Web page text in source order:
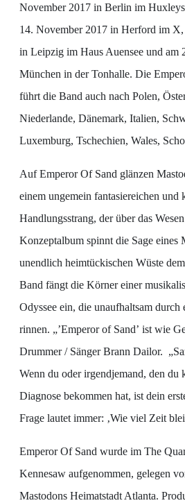
November 2017 in Berlin im
14. November 2017 in Herford im
in Leipzig im Haus Auensee und am
München in der Tonhalle. Die
führt die Band auch nach Polen,
Niederlande, Dänemark, Italien,
Luxemburg, Tschechien, Wales,
Auf Emperor Of Sand glänzen
einem ungemein fantasiereichen und
Handlungsstrang, der über das
Konzeptalbum spinnt die Sage eines
unendlich heimtückischen Wüste
Band fängt die Körner einer
Odyssee ein, die unaufhaltsam durch
rinnen. „’Emperor of Sand’ ist wie
Drummer / Sänger Brann Dailor.
Wenn du oder irgendjemand, den du
Diagnose bekommen hat, ist dein
Frage lautet immer: ‚Wie viel Zeit
Emperor Of Sand wurde im The
Kennesaw aufgenommen, gelegen
Mastodons Heimatstadt Atlanta.